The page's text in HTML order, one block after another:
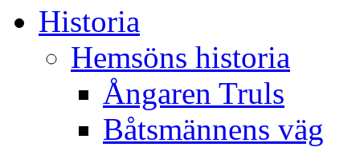
Historia
Hemsöns historia
Ångaren Truls
Båtsmännens väg